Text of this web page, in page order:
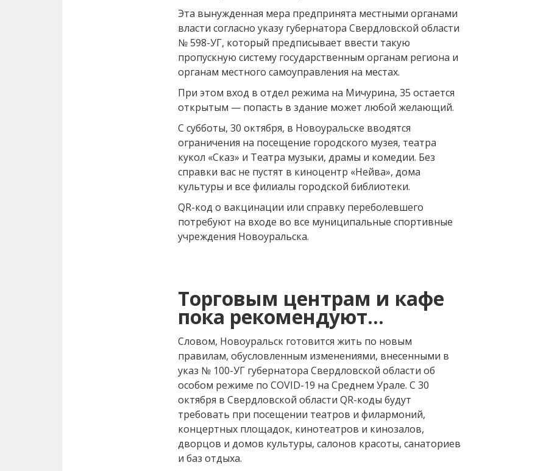
Эта вынужденная мера предпринята местными органами
власти согласно указу губернатора Свердловской области
№ 598­-УГ, который предписывает ввести такую
пропускную систему государственным органам региона и
органам местного самоуправления на местах.
При этом вход в отдел режима на Мичурина, 35 остается
открытым — попасть в здание может любой желающий.
С субботы, 30 октября, в Новоуральске вводятся
ограничения на посещение городского музея, театра
кукол «Сказ» и Театра музыки, драмы и комедии. Без
справки вас не пустят в киноцентр «Нейва», дома
культуры и все филиалы городской библиотеки.
QR-­код о вакцинации или справку переболевшего
потребуют на входе во все муниципальные спортивные
учреждения Новоуральска.
Торговым центрам и кафе
пока рекомендуют...
Словом, Новоуральск готовится жить по новым
правилам, обусловленным изменениями, внесенными в
указ № 100­-УГ губернатора Свердловской области об
особом режиме по COVID-­19 на Среднем Урале. С 30
октября в Свердловской области QR-­коды будут
требовать при посещении театров и филармоний,
концертных площадок, кинотеатров и кинозалов,
дворцов и домов культуры, салонов красоты, санаториев
и баз отдыха.